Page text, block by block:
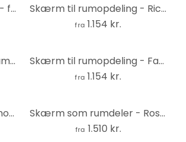
Rumdeler - Verdenskort - farverig geografi, 5-delt - 225x172 cm Skærm til rumopdeling - Richness of spirit, 3-delt
fra 1.154 kr.
Screen room divider - Damekonfektion "Paris Confections pour Dames", 3-delt Skærm til rumopdeling - Farverige fisk, 3-delt
fra 1.154 kr.
Japansk foldevæg til rumopdeling - Love stone, 3-delt Skærm som rumdeler - Rosenhave , 5-delt - 225x172 cm
fra 1.510 kr.